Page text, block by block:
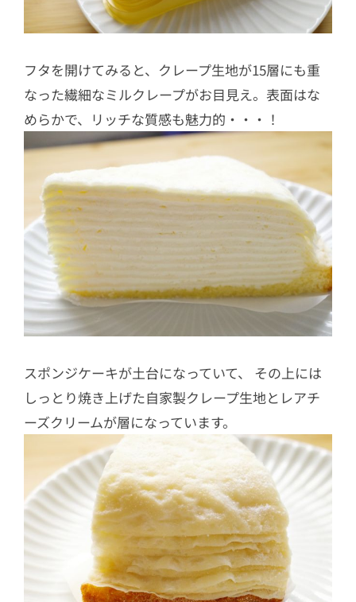
フタを開けてみると、クレープ生地が15層にも重
なった繊細なミルクレープがお目見え。表面はな
めらかで、リッチな質感も魅力的・・・！
スポンジケーキが土台になっていて、 その上には
しっとり焼き上げた自家製クレープ生地とレアチ
ーズクリームが層になっています。